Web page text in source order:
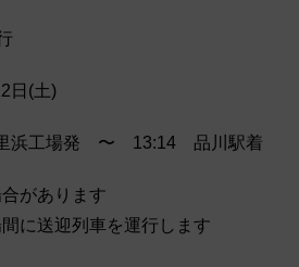
日(土)
浜工場発 〜 13:14 品川駅着
があります
に送迎列車を運行します